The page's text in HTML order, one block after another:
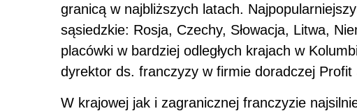
granicą w najbliższych latach.
sąsiedzkie: Rosja, Czechy, Słowacja, Litwa,
placówki w bardziej odległych krajach w
dyrektor ds. franczyzy w firmie doradczej Profit
W krajowej jak i zagranicznej franczyzie